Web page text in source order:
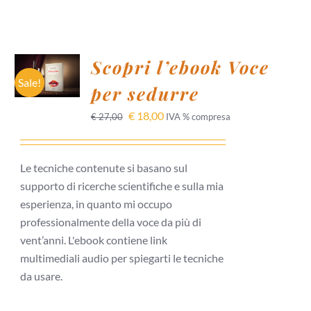
Sale!
AL
CARRELLO
/
Scopri l’ebook Voce
per sedurre
€27,00 €18,00 IVA % compresa
Le tecniche contenute si basano sul
supporto di ricerche scientifiche e sulla mia
esperienza, in quanto mi occupo
professionalmente della voce da più di
vent’anni. L'ebook contiene link
multimediali audio per spiegarti le tecniche
da usare.